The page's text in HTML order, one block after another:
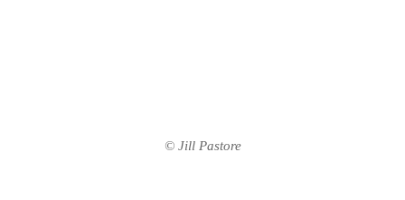
© Jill Pastore